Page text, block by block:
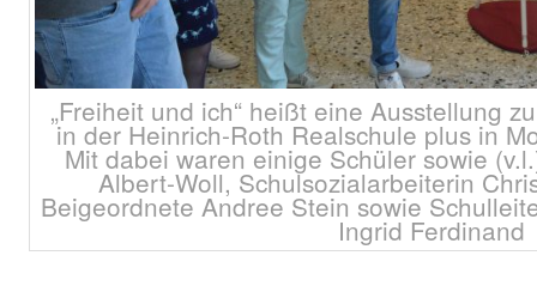
„Freiheit und ich“ heißt eine Ausstellung
in der Heinrich-Roth Realschule plus in
Mit dabei waren einige Schüler sowie
Albert-Woll, Schulsozialarbeiterin
Beigeordnete Andree Stein sowie
Ingrid Ferdinand